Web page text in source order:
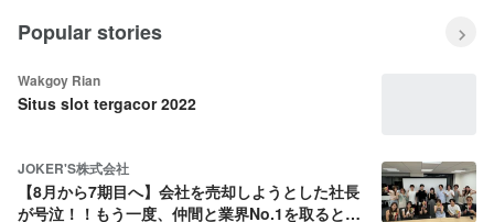
Popular stories
Wakgoy Rian
Situs slot tergacor 2022
JOKER'S株式会社
【8月から7期目へ】会社を売却しようとした社長
が号泣！！もう一度、仲間と業界No.1を取ると決